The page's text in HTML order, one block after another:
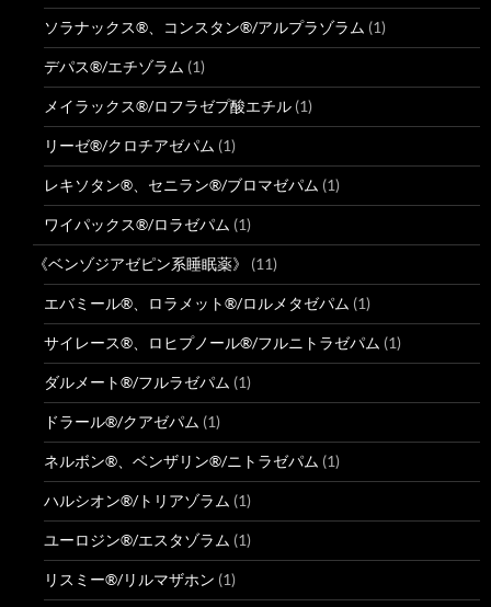
ソラナックス®、コンスタン®/アルプラゾラム (1)
デパス®/エチゾラム (1)
メイラックス®/ロフラゼプ酸エチル (1)
リーゼ®/クロチアゼパム (1)
レキソタン®、セニラン®/ブロマゼパム (1)
ワイパックス®/ロラゼパム (1)
《ベンゾジアゼピン系睡眠薬》 (11)
エバミール®、ロラメット®/ロルメタゼパム (1)
サイレース®、ロヒプノール®/フルニトラゼパム (1)
ダルメート®/フルラゼパム (1)
ドラール®/クアゼパム (1)
ネルボン®、ベンザリン®/ニトラゼパム (1)
ハルシオン®/トリアゾラム (1)
ユーロジン®/エスタゾラム (1)
リスミー®/リルマザホン (1)